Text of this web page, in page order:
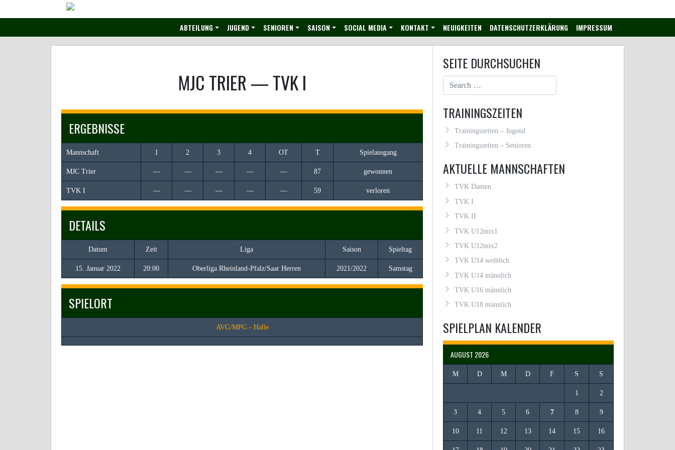
to
ABTEILUNG JUGEND SENIOREN SAISON SOCIAL MEDIA KONTAKT NEUIGKEITEN DATENSCHUTZERKLÄRUNG IMPRESSUM
MJC TRIER—TVK I
ERGEBNISSE
Mannschaft 1 2 3 4 OT T Spielausgang
MJC Trier — — — — — 87 gewonnen
TVK I — — — — — 59 verloren
DETAILS
Datum Zeit Liga Saison Spieltag
15. Januar 2022 20:00 Oberliga Rheinland-Pfalz/Saar Herren 2021/2022 Samstag
SPIELORT
AVG/MPG - Halle
SEITE DURCHSUCHEN
TRAININGSZEITEN
Trainingszeiten – Jugend
Trainingszeiten – Senioren
AKTUELLE MANNSCHAFTEN
TVK Damen
TVK I
TVK II
TVK U12mix1
TVK U12mix2
TVK U14 weiblich
TVK U14 männlich
TVK U16 männlich
TVK U18 männlich
SPIELPLAN KALENDER
AUGUST 2026
M D M D F S S
1 2
3 4 5 6 7 8 9
10 11 12 13 14 15 16